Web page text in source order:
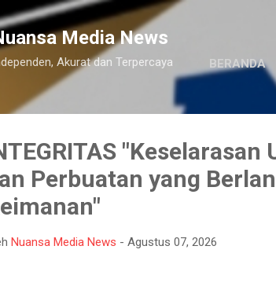
Media News
Akurat dan Terpercaya BERANDA
Perbuatan yang
Nuansa Media News - Agustus 07, 2026